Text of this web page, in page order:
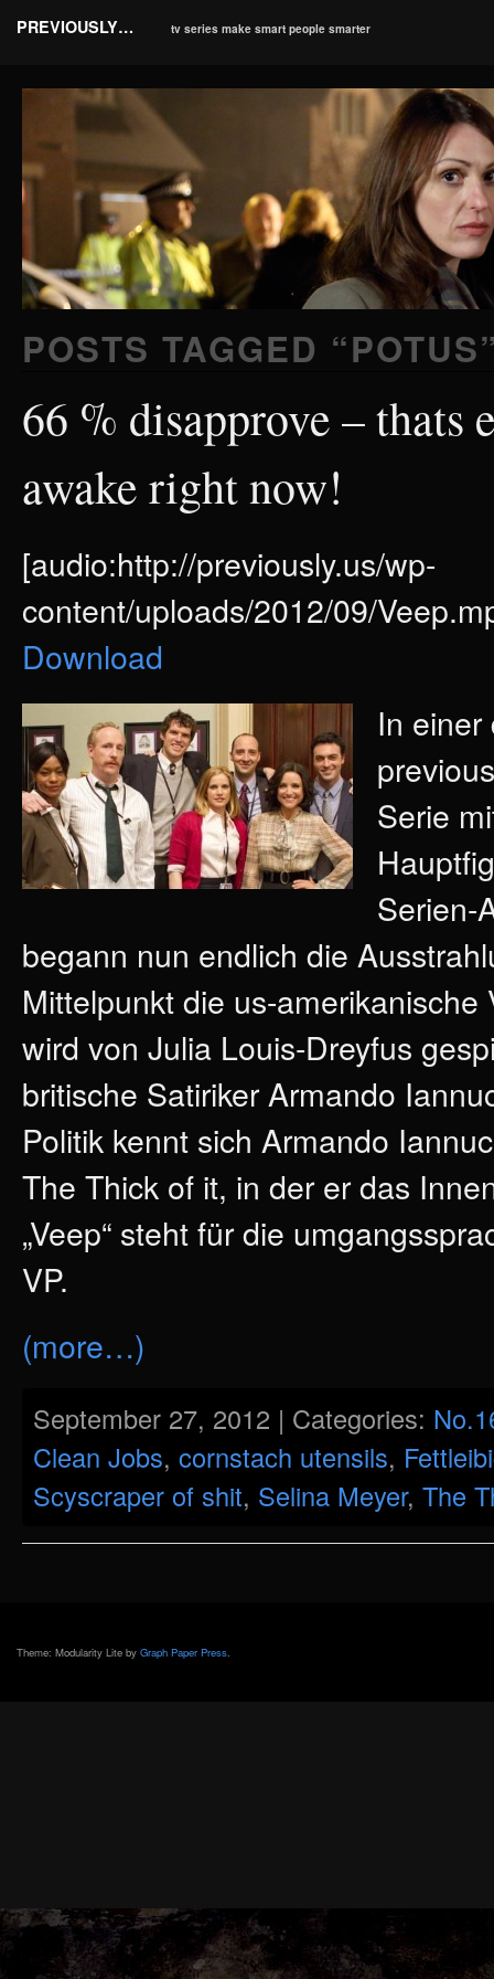
PREVIOUSLY… tv series make smart people smarter
POSTS TAGGED “POTUS
66 % disapprove – thats
awake right now!
[audio:http://previously.us/wp-
content/uploads/2012/09/
Download
In
Serie
Serien-
begann nun endlich die
Mittelpunkt die us-
wird von Julia Louis-Dreyfus
britische Satiriker Armando
Politik kennt sich Armando
The Thick of it, in der er das
„Veep“ steht für die
VP.
(more…)
September 27, 2012 | Categories:
Clean Jobs, cornstach utensils,
Scyscraper of shit, Selina Meyer, The
Theme: Modularity Lite by Graph Paper Press.